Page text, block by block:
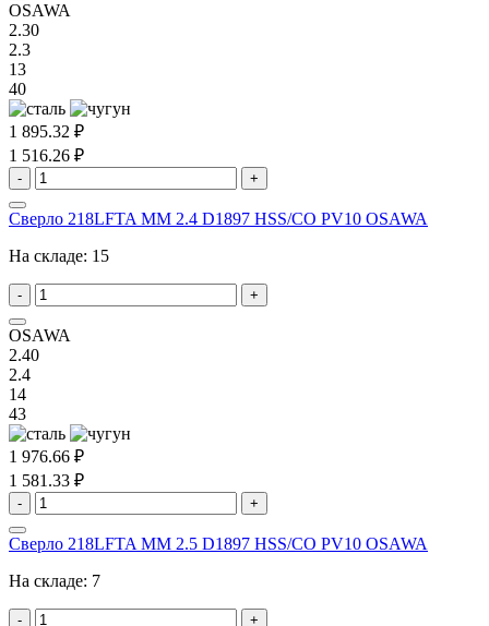
OSAWA
2.30
2.3
13
40
1 895.32 ₽
1 516.26 ₽
- +
Сверло 218LFTA MM 2.4 D1897 HSS/CO PV10 OSAWA
На складе: 15
- +
OSAWA
2.40
2.4
14
43
1 976.66 ₽
1 581.33 ₽
- +
Сверло 218LFTA MM 2.5 D1897 HSS/CO PV10 OSAWA
На складе: 7
- +